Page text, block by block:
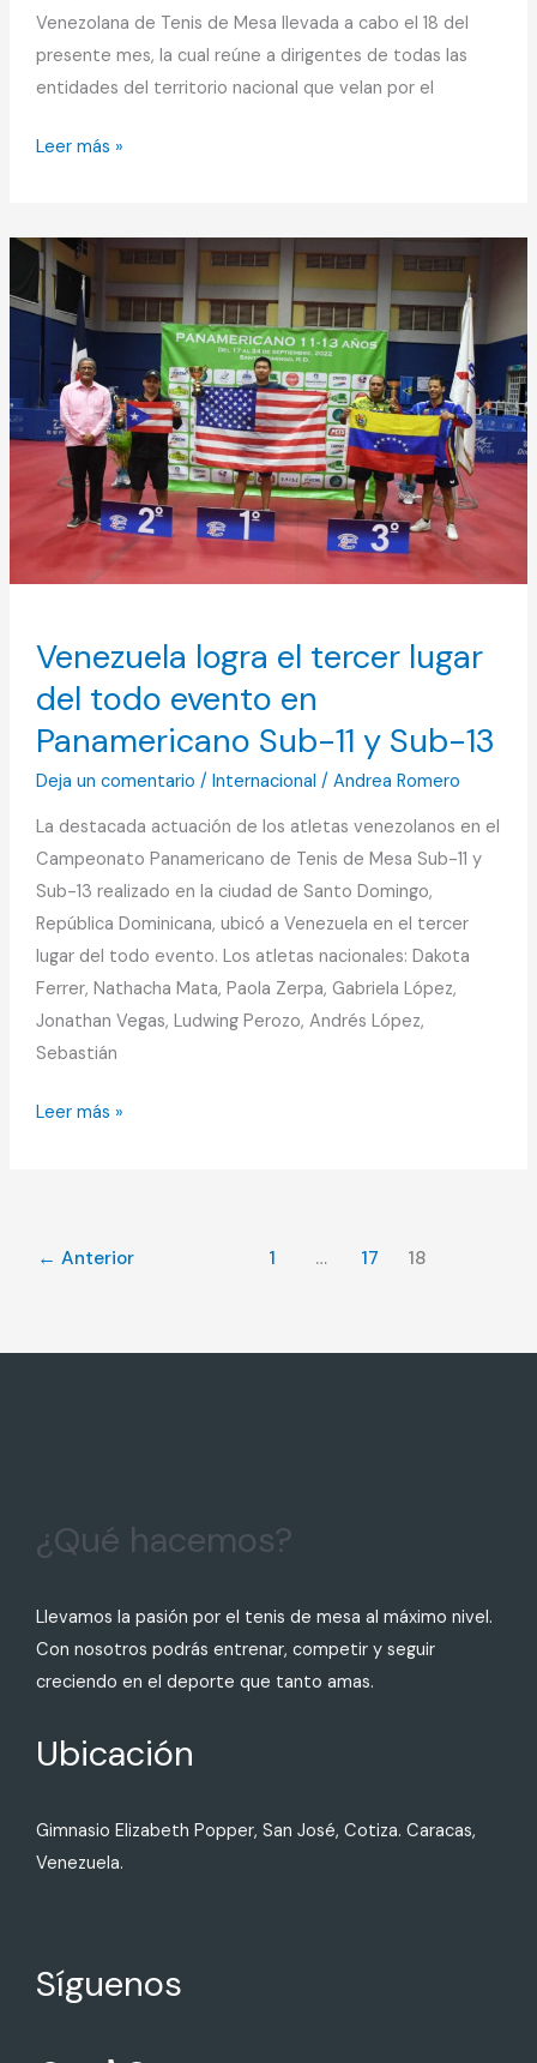
Venezolana de Tenis de Mesa llevada a cabo el 18 del
presente mes, la cual reúne a dirigentes de todas las
entidades del territorio nacional que velan por el
Leer más »
Venezuela logra el tercer lugar
del todo evento en
Panamericano Sub-11 y Sub-13
Deja un comentario / Internacional / Andrea Romero
La destacada actuación de los atletas venezolanos en el
Campeonato Panamericano de Tenis de Mesa Sub-11 y
Sub-13 realizado en la ciudad de Santo Domingo,
República Dominicana, ubicó a Venezuela en el tercer
lugar del todo evento. Los atletas nacionales: Dakota
Ferrer, Nathacha Mata, Paola Zerpa, Gabriela López,
Jonathan Vegas, Ludwing Perozo, Andrés López,
Sebastián
Venezuela
logra
el
tercer
lugar
del
todo
evento
en
Panamericano
y
Sub-
13
Leer más »
← Anterior 1 … 17 18
¿Qué hacemos?
Llevamos la pasión por el tenis de mesa al máximo nivel.
Con nosotros podrás entrenar, competir y seguir
creciendo en el deporte que tanto amas.
Ubicación
Gimnasio Elizabeth Popper, San José, Cotiza. Caracas,
Venezuela.
Síguenos